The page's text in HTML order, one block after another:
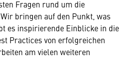
Fragen rund um die
bringen auf den Punkt, was
es inspirierende Einblicke in die
Practices von erfolgreichen
am vielen weiteren